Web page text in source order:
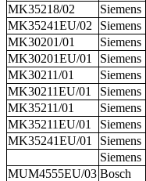
MK35218/02
Siemens
MK35241EU/02
Siemens
MK30201/01
Siemens
MK30201EU/01
Siemens
MK30211/01
Siemens
MK30211EU/01
Siemens
MK35211/01
Siemens
MK35211EU/01
Siemens
MK35241EU/01
Siemens
Siemens
MUM4555EU/03 Bosch